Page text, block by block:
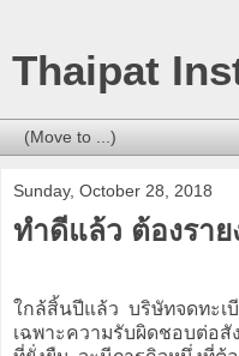
Thaipat
Sunday, October 28, 2018
ทำดีแล้ว ต้องราย
ใกล้สิ้นปีแล้ว บริษัทจดทะเ
เฉพาะความรับผิดชอบต่อ